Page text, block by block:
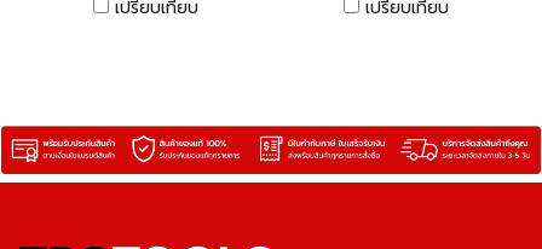
Telescopic Ladder
เปรียบเทียบ
Telescopic Ladder
เปรียบเทียบ